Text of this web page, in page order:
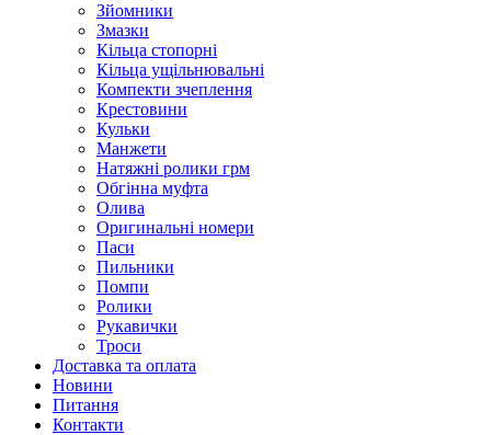
Зйомники
Змазки
Кільца стопорні
Кільца ущільнювальні
Компекти зчеплення
Крестовини
Кульки
Манжети
Натяжні ролики грм
Обгінна муфта
Олива
Оригинальні номери
Паси
Пильники
Помпи
Ролики
Рукавички
Троси
Доставка та оплата
Новини
Питання
Контакти